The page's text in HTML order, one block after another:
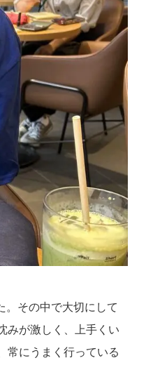
。その中で大切にして
みが激しく、上手くい
常にうまく行っている